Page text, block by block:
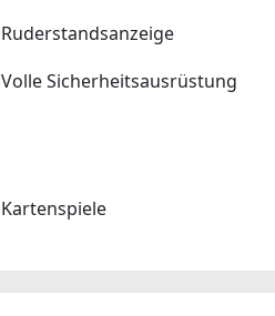
Ruderstandsanzeige
Volle Sicherheitsausrüstung
Kartenspiele